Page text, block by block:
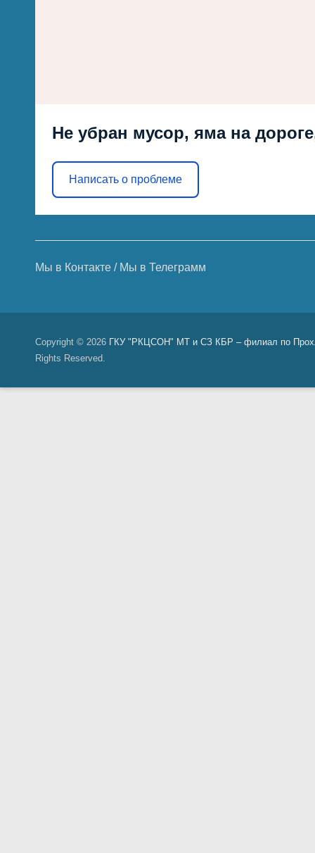
Не убран мусор, яма на
Написать о проблеме
Мы в Контакте / Мы в Телеграмм
Copyright © 2026 ГКУ "РКЦСОН" МТ и СЗ КБР – филиал по
Rights Reserved.